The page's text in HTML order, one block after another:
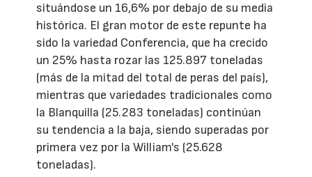
situándose un 16,6% por debajo de su media
histórica. El gran motor de este repunte ha
sido la variedad Conferencia, que ha crecido
un 25% hasta rozar las 125.897 toneladas
(más de la mitad del total de peras del país),
mientras que variedades tradicionales como
la Blanquilla (25.283 toneladas) continúan
su tendencia a la baja, siendo superadas por
primera vez por la William's (25.628
toneladas).